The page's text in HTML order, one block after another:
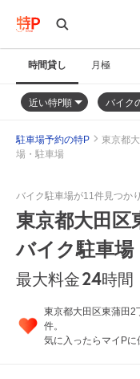
時間貸し 月極
近い特P順 バイク
駐車場予約の特P
東京都
場・駐車場
バイク駐車場が11件見つか
東京都大田区
バイク駐車場
最大料金24時間
東京都大田区東蒲田2
件。
気に入ったらマイPに